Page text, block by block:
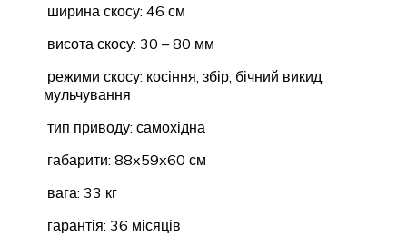
ширина скосу: 46 см
висота скосу: 30 – 80 мм
режими скосу: косіння, збір, бічний викид,
мульчування
тип приводу: самохідна
габарити: 88x59x60 см
вага: 33 кг
гарантія: 36 місяців